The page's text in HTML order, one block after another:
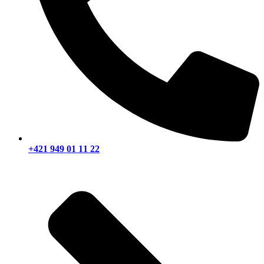
+421 949 01 11 22